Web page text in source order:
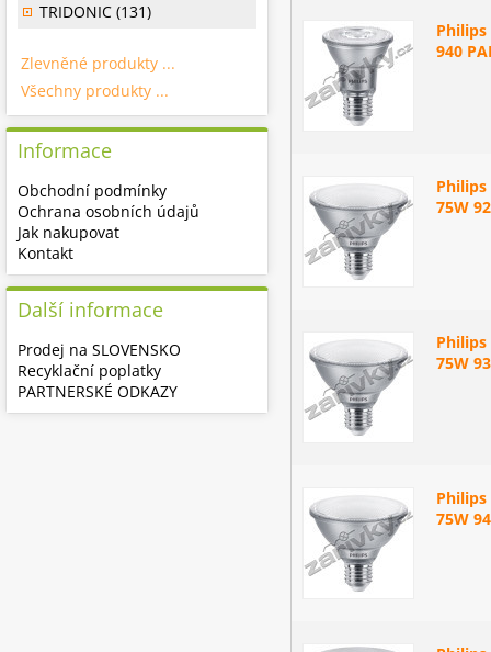
Philips
940
Philips
75W
Philips
75W
Philips
75W
TRIDONIC (131)
Zlevněné produkty ...
Všechny produkty ...
Informace
Obchodní podmínky
Ochrana osobních údajů
Jak nakupovat
Kontakt
Další informace
Prodej na SLOVENSKO
Recyklační poplatky
PARTNERSKÉ ODKAZY